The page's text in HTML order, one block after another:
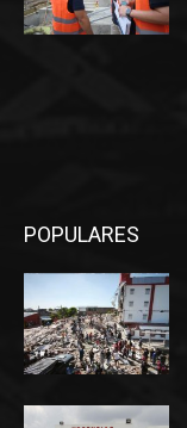
POPULARES